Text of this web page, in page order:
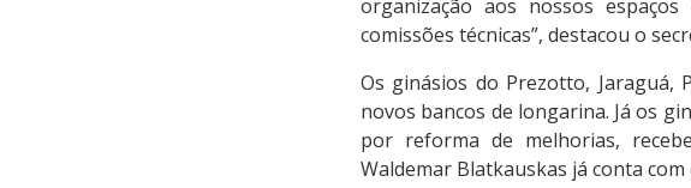
organização aos nossos
comissões técnicas”, destacou o
Os ginásios do Prezotto, Jaraguá,
novos bancos de longarina. Já os
por reforma de melhorias,
Waldemar Blatkauskas já conta com